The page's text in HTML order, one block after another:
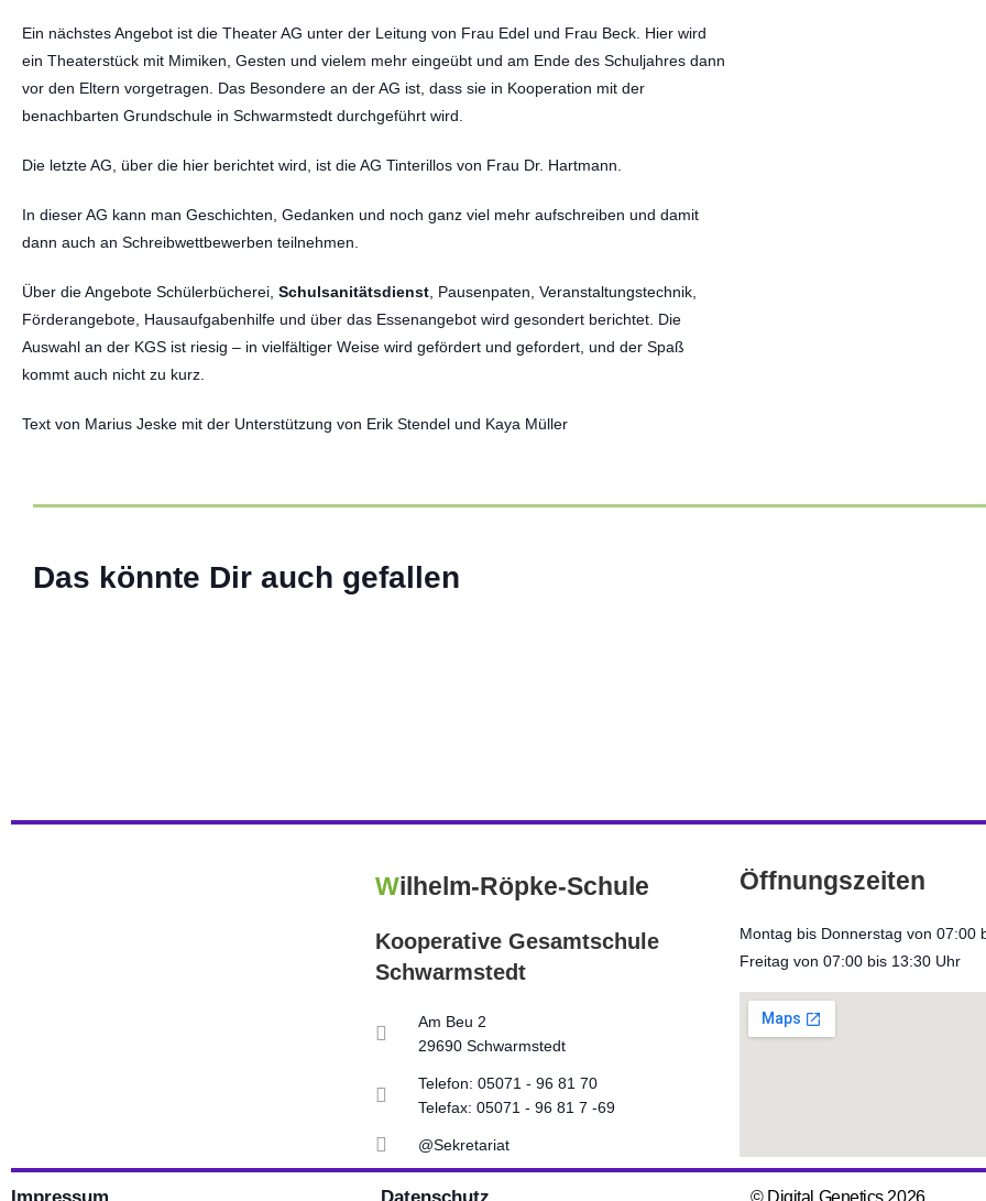
Ein nächstes Angebot ist die Theater AG unter der Leitung von Frau Edel und Frau Beck. Hier wird
ein Theaterstück mit Mimiken, Gesten und vielem mehr eingeübt und am Ende des Schuljahres dann
vor den Eltern vorgetragen. Das Besondere an der AG ist, dass sie in Kooperation mit der
benachbarten Grundschule in Schwarmstedt durchgeführt wird.
Die letzte AG, über die hier berichtet wird, ist die AG Tinterillos von Frau Dr. Hartmann.
In dieser AG kann man Geschichten, Gedanken und noch ganz viel mehr aufschreiben und damit
dann auch an Schreibwettbewerben teilnehmen.
Über die Angebote Schülerbücherei, Schulsanitätsdienst , Pausenpaten, Veranstaltungstechnik,
Förderangebote, Hausaufgabenhilfe und über das Essenangebot wird gesondert berichtet. Die
Auswahl an der KGS ist riesig – in vielfältiger Weise wird gefördert und gefordert, und der Spaß
kommt auch nicht zu kurz.
Text von Marius Jeske mit der Unterstützung von Erik Stendel und Kaya Müller
Das könnte Dir auch gefallen
Wilhelm-Röpke-Schule
Kooperative Gesamtschule
Schwarmstedt
Am Beu 2
29690 Schwarmstedt
Telefon: 05071 - 96 81 70
Telefax: 05071 - 96 81 7 -69
@Sekretariat
Öffnungszeiten
Montag bis Donnerstag von 07:00
Freitag von 07:00 bis 13:30 Uhr
© Digital Genetics 2026